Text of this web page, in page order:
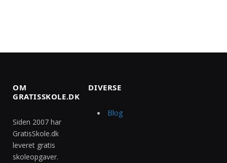
OM
GRATISSKOLE.DK
Siden 2007 har
GratisSkole.dk
leveret gratis
skoleopgaver.
DIVERSE
Blog